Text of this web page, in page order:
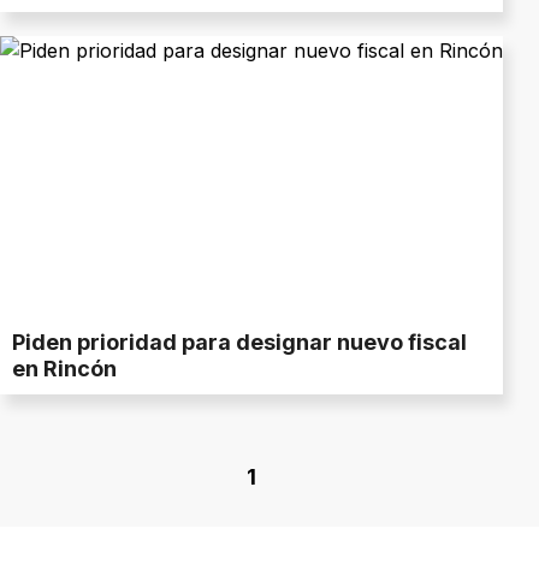
Piden prioridad para designar nuevo fiscal
en Rincón
1